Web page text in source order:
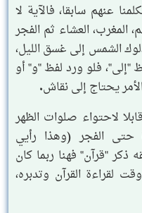
عنهم سابقا، فالآية لا
العشاء ثم الفجر
الشمس إلى غسق الليل،
"إلى"، فلو ورد لفظ "و" أو
يحتاج إلى نقاش.
لاحتواء صلوات الظهر
حتى الفجر (وهذا رأيي
"قرآن" فهنا ربما كان
لقراءة القرآن وتدبره،